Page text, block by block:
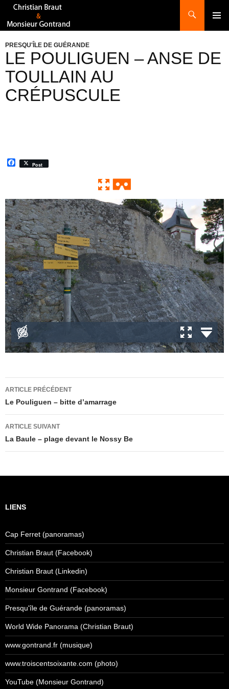
Recherche
AU
PRESQU'ÎLE DE GUÉRANDE
LE POULIGUEN – ANSE DE
TOULLAIN AU
CRÉPUSCULE
F
a
o
o
k
Post
Exit VR
VR Setup
0:00 / 0:00
Navigation
des
articles
ARTICLE PRÉCÉDENT
Le Pouliguen – bitte d’amarrage
ARTICLE SUIVANT
La Baule – plage devant le Nossy Be
LIENS
Cap Ferret (panoramas)
Christian Braut (Facebook)
Christian Braut (Linkedin)
Monsieur Gontrand (Facebook)
Presqu'île de Guérande (panoramas)
World Wide Panorama (Christian Braut)
www.gontrand.fr (musique)
www.troiscentsoixante.com (photo)
YouTube (Monsieur Gontrand)